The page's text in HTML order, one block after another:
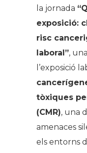
la jornada
exposició:
risc
laboral”,
l’exposició
tòxiques
(CMR), una
amenaces
els entorns